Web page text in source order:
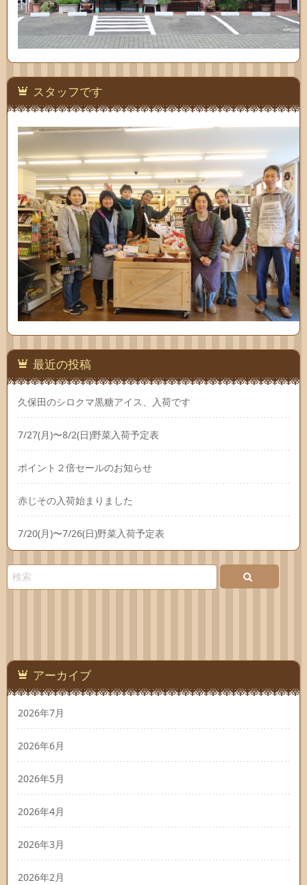
スタッフです
最近の投稿
久保田のシロクマ黒糖アイス、入荷です
7/27(月)〜8/2(日)野菜入荷予定表
ポイント２倍セールのお知らせ
赤じその入荷始まりました
7/20(月)〜7/26(日)野菜入荷予定表
アーカイブ
2026年7月
2026年6月
2026年5月
2026年4月
2026年3月
2026年2月